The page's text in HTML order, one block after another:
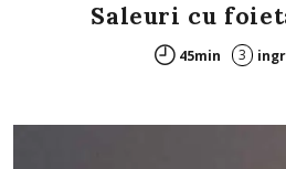
Saleuri cu
45min 3